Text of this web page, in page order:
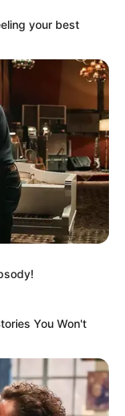
your best
You Won't